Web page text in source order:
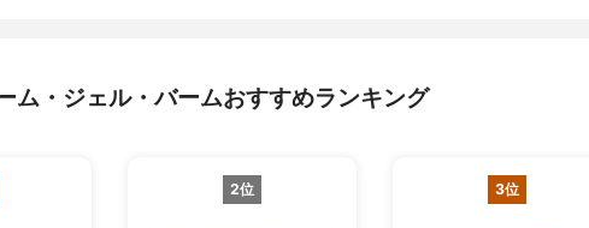
ム・ジェル・バームおすすめランキング
2位 3位